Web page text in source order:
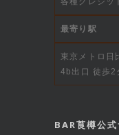
最寄り駅
東京メトロ日
4b出口 徒歩2
BAR莨樽公式